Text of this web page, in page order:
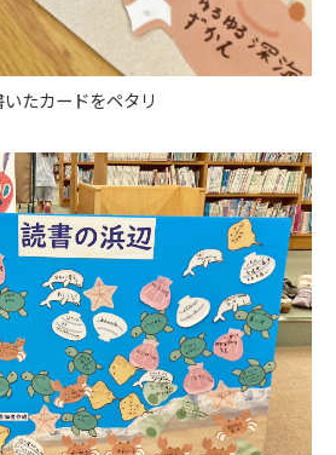
たカードをペタリ